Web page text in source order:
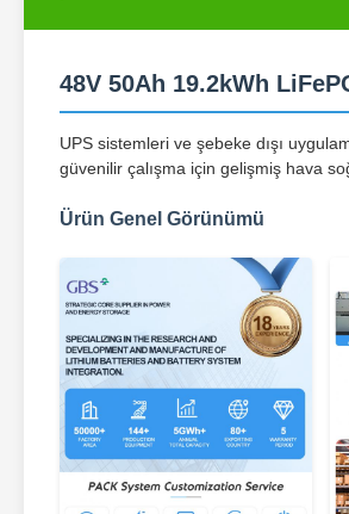
48V 50Ah 19.2kWh
UPS sistemleri ve şebeke dışı
güvenilir çalışma için gelişmiş hava
Ürün Genel Görünümü